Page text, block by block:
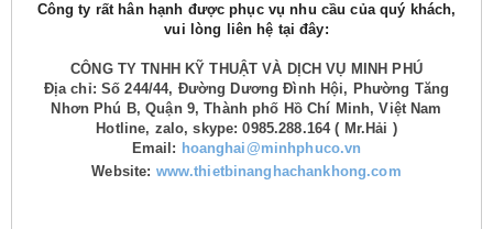
Công ty rất hân hạnh được phục vụ nhu cầu của quý khách,
vui lòng liên hệ tại đây:
CÔNG TY TNHH KỸ THUẬT VÀ DỊCH VỤ MINH PHÚ
Địa chỉ: Số 244/44, Đường Dương Đình Hội, Phường Tăng
Nhơn Phú B, Quận 9, Thành phố Hồ Chí Minh, Việt Nam
Hotline, zalo, skype: 0985.288.164 ( Mr.Hải )
Email: hoanghai@minhphuco.vn
Website: www.thietbinanghachankhong.com